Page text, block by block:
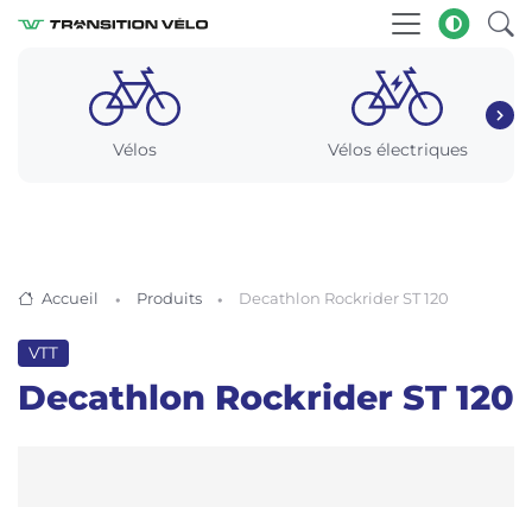
Vélos Vélos électriques
Accueil Produits Decathlon Rockrider ST 120
VTT
Decathlon Rockrider ST 120